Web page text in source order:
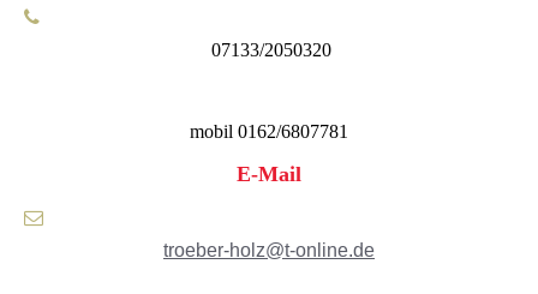
07133/2050320
mobil 0162/6807781
E-Mail
troeber-holz@t-online.de